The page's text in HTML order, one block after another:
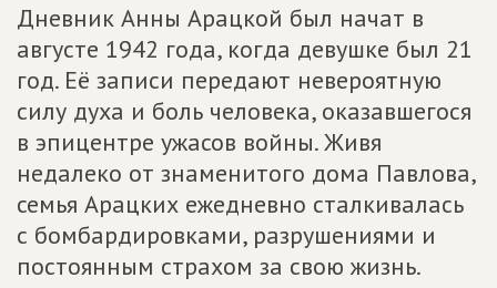
Дневник Анны Арацкой был начат в
августе 1942 года, когда девушке был 21
год. Её записи передают невероятную
силу духа и боль человека, оказавшегося
в эпицентре ужасов войны. Живя
недалеко от знаменитого дома Павлова,
семья Арацких ежедневно сталкивалась
с бомбардировками, разрушениями и
постоянным страхом за свою жизнь.